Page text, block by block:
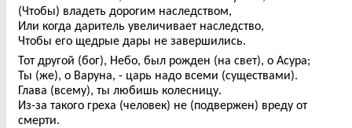
(Чтобы) владеть дорогим наследством,
Или когда даритель увеличивает наследство,
Чтобы его щедрые дары не завершились.
Тот другой (бог), Небо, был рожден (на свет), о Асура;
Ты (же), о Варуна, - царь надо всеми (существами).
Глава (всему), ты любишь колесницу.
Из-за такого греха (человек) не (подвержен) вреду от
смерти.